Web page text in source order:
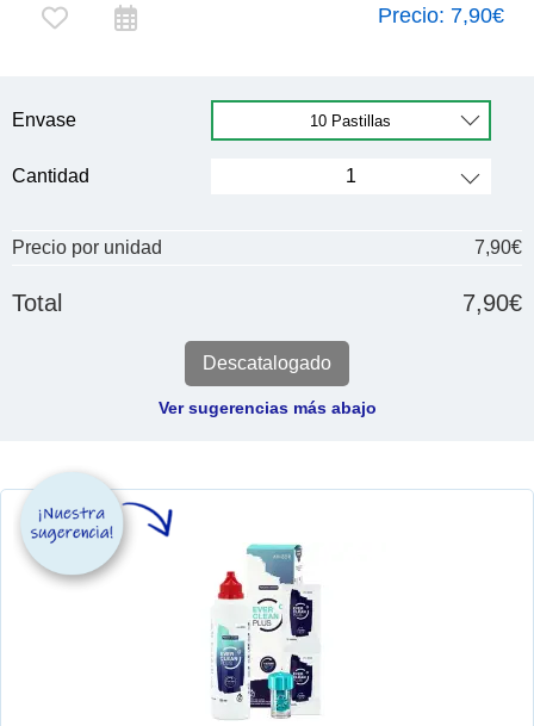
Precio: 7,90€
Envase
Cantidad
Precio por unidad 7,90€
Total 7,90€
Descatalogado
Ver sugerencias más abajo